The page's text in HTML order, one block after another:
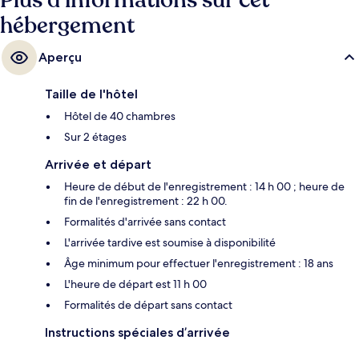
hébergement
Aperçu
Taille de l'hôtel
Hôtel de 40 chambres
Sur 2 étages
Arrivée et départ
Heure de début de l'enregistrement : 14 h 00 ; heure de
fin de l'enregistrement : 22 h 00.
Formalités d'arrivée sans contact
L'arrivée tardive est soumise à disponibilité
Âge minimum pour effectuer l'enregistrement : 18 ans
L'heure de départ est 11 h 00
Formalités de départ sans contact
Instructions spéciales d’arrivée